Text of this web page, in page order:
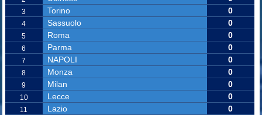
3 Torino 0
4 Sassuolo 0
5 Roma 0
6 Parma 0
7 NAPOLI 0
8 Monza 0
9 Milan 0
10 Lecce 0
11 Lazio 0